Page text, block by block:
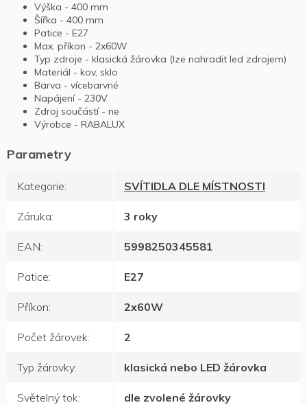
Výška - 400 mm
Šířka - 400 mm
Patice - E27
Max. příkon - 2x60W
Typ zdroje - klasická žárovka (lze nahradit led zdrojem)
Materiál - kov, sklo
Barva - vícebarvné
Napájení - 230V
Zdroj součástí - ne
Výrobce - RABALUX
Kategorie: SVÍTIDLA DLE MÍSTNOSTI
Záruka: 3 roky
EAN: 5998250345581
Patice: E27
Příkon: 2x60W
Počet žárovek: 2
Typ žárovky: klasická nebo LED žárovka
Světelný tok: dle zvolené žárovky